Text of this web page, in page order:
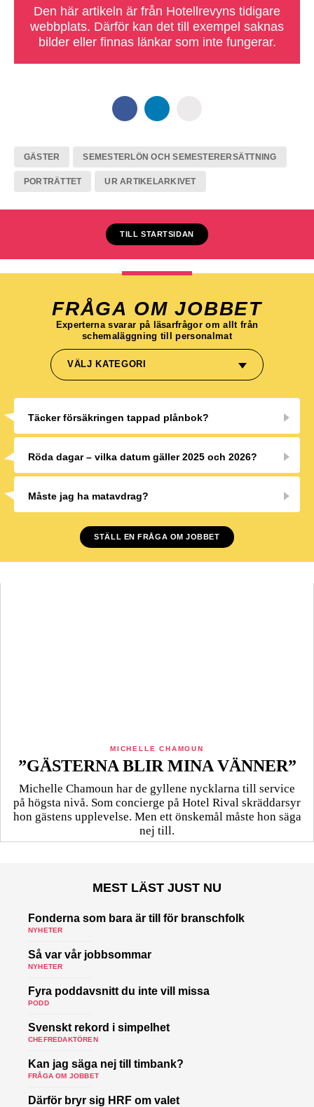
Den här artikeln är från Hotellrevyns tidigare
webbplats. Därför kan det till exempel saknas
bilder eller finnas länkar som inte fungerar.
GÄSTER SEMESTERLÖN OCH SEMESTERERSÄTTNING
PORTRÄTTET UR ARTIKELARKIVET
TILL STARTSIDAN
FRÅGA OM JOBBET
Experterna svarar på läsarfrågor om allt från
schemaläggning till personalmat
VÄLJ KATEGORI
Täcker försäkringen tappad plånbok?
Röda dagar – vilka datum gäller 2025 och 2026?
Måste jag ha matavdrag?
STÄLL EN FRÅGA OM JOBBET
MICHELLE CHAMOUN
”GÄSTERNA BLIR MINA VÄNNER”
Michelle Chamoun har de gyllene nycklarna till service
på högsta nivå. Som concierge på Hotel Rival skräddarsyr
hon gästens upp­levelse. Men ett önskemål måste hon säga
nej till.
MEST LÄST JUST NU
Fonderna som bara är till för branschfolk
NYHETER
Så var vår jobbsommar
NYHETER
Fyra poddavsnitt du inte vill missa
PODD
Svenskt rekord i simpelhet
CHEFREDAKTÖREN
Kan jag säga nej till timbank?
FRÅGA OM JOBBET
Därför bryr sig HRF om valet